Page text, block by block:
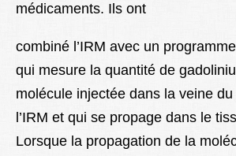
médicaments. Ils ont
combiné l’IRM avec un
qui mesure la quantité de
molécule injectée dans la veine
l’IRM et qui se propage dans le
Lorsque la propagation de la